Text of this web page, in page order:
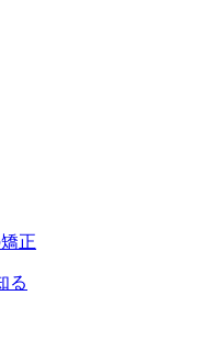
正
る